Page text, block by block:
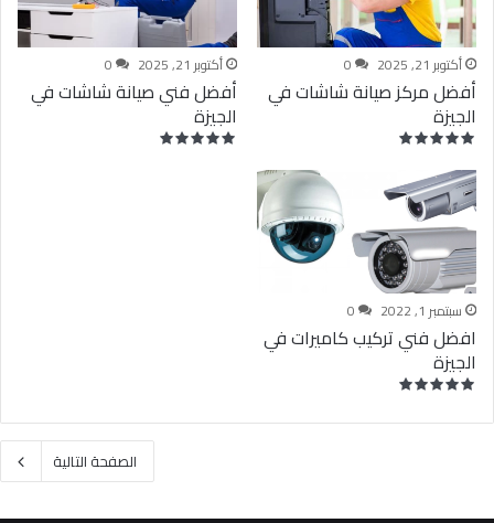
أكتوبر 21, 2025 0
أفضل مركز صيانة شاشات في
الجيزة
أكتوبر 21, 2025 0
أفضل فني صيانة شاشات في
الجيزة
سبتمبر 1, 2022 0
افضل فني تركيب كاميرات في
الجيزة
الصفحة التالية